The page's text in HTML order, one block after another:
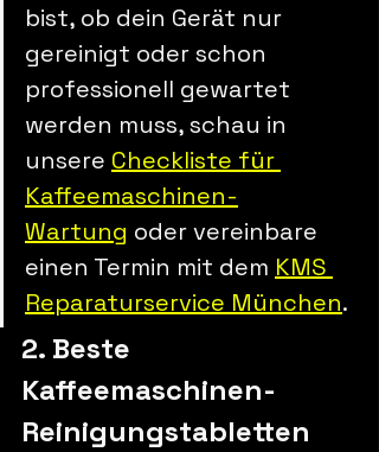
bist, ob dein Gerät nur
gereinigt oder schon
professionell gewartet
werden muss, schau in
unsere Checkliste für
Kaffeemaschinen-
Wartung oder vereinbare
einen Termin mit dem KMS
Reparaturservice München.
2. Beste
Kaffeemaschinen-
Reinigungstabletten